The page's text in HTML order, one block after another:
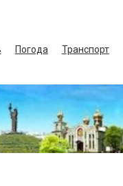
Погода Транспорт